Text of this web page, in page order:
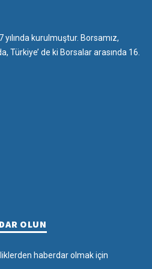
yılında kurulmuştur. Borsamız,
Türkiye’ de ki Borsalar arasında 16.
OLUN
haberdar olmak için